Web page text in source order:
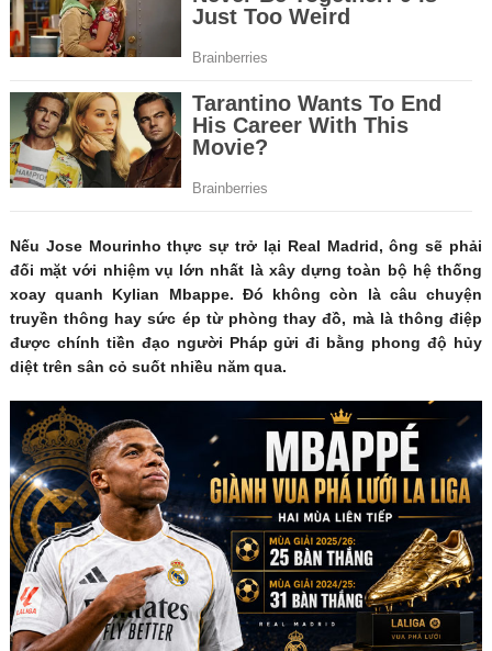
Nếu Jose Mourinho thực sự trở lại Real Madrid, ông sẽ phải
đối mặt với nhiệm vụ lớn nhất là xây dựng toàn bộ hệ thống
xoay quanh Kylian Mbappe. Đó không còn là câu chuyện
truyền thông hay sức ép từ phòng thay đồ, mà là thông điệp
được chính tiền đạo người Pháp gửi đi bằng phong độ hủy
diệt trên sân cỏ suốt nhiều năm qua.